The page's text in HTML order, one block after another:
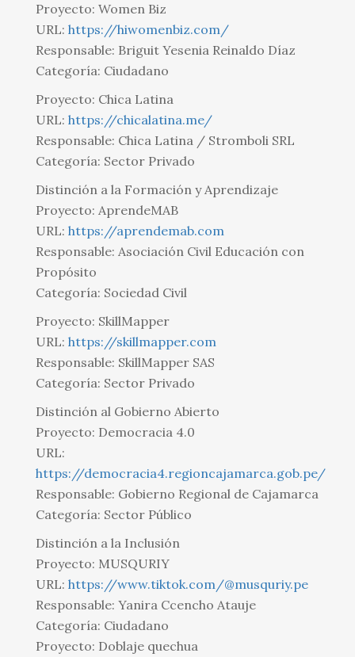
Proyecto: Women Biz
URL: https://hiwomenbiz.com/
Responsable: Briguit Yesenia Reinaldo Díaz
Categoría: Ciudadano
Proyecto: Chica Latina
URL: https://chicalatina.me/
Responsable: Chica Latina / Stromboli SRL
Categoría: Sector Privado
Distinción a la Formación y Aprendizaje
Proyecto: AprendeMAB
URL: https://aprendemab.com
Responsable: Asociación Civil Educación con
Propósito
Categoría: Sociedad Civil
Proyecto: SkillMapper
URL: https://skillmapper.com
Responsable: SkillMapper SAS
Categoría: Sector Privado
Distinción al Gobierno Abierto
Proyecto: Democracia 4.0
URL:
https://democracia4.regioncajamarca.gob.pe/
Responsable: Gobierno Regional de Cajamarca
Categoría: Sector Público
Distinción a la Inclusión
Proyecto: MUSQURIY
URL: https://www.tiktok.com/@musquriy.pe
Responsable: Yanira Ccencho Atauje
Categoría: Ciudadano
Proyecto: Doblaje quechua